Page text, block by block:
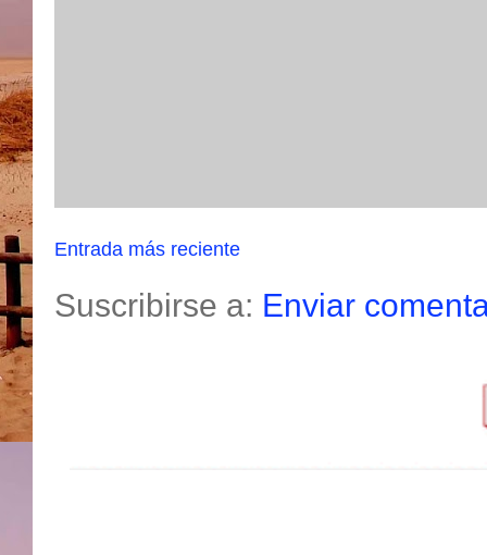
Entrada más reciente
Suscribirse a: Enviar